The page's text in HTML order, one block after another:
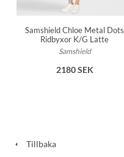
Samshield Chloe Metal Dots
Ridbyxor K/G Latte
Samshield
2180 SEK
Tillbaka